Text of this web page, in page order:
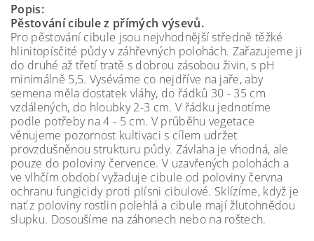
Popis:
Pěstování cibule z přímých výsevů.
Pro pěstování cibule jsou nejvhodnější středně těžké
hlinitopísčité půdy v záhřevných polohách. Zařazujeme ji
do druhé až třetí tratě s dobrou zásobou živin, s pH
minimálně 5,5. Vyséváme co nejdříve na jaře, aby
semena měla dostatek vláhy, do řádků 30 - 35 cm
vzdálených, do hloubky 2-3 cm. V řádku jednotíme
podle potřeby na 4 - 5 cm. V průběhu vegetace
věnujeme pozornost kultivaci s cílem udržet
provzdušněnou strukturu půdy. Závlaha je vhodná, ale
pouze do poloviny července. V uzavřených polohách a
ve vlhčím období vyžaduje cibule od poloviny června
ochranu fungicidy proti plísni cibulové. Sklízíme, když je
nať z poloviny rostlin polehlá a cibule mají žlutohnědou
slupku. Dosoušíme na záhonech nebo na roštech.